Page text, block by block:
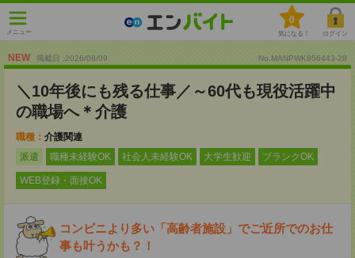
メニュー
0
気になる！ ログイン
NEW 掲載日 :2026/08/09 No.MANPWK856443-28
＼10年後にも残る仕事／～60代も現役活躍中
の職場へ＊介護
職種： 介護関連
派遣
職種未経験OK 社会人未経験OK 大学生歓迎 ブランクOK
WEB登録・面接OK
コンビニより多い「高齢者施設」でご近所でのお仕
事も叶うかも？！